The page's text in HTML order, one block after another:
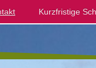
Kurzfristige